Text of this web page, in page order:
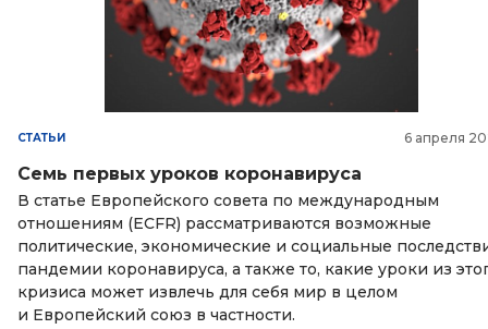
СТАТЬИ 6 апреля
Семь первых уроков коронавируса
В статье Европейского совета по международным
отношениям (ECFR) рассматриваются возможные
политические, экономические и социальные
пандемии коронавируса, а также то, какие уроки из
кризиса может извлечь для себя мир в целом
и Европейский союз в частности.